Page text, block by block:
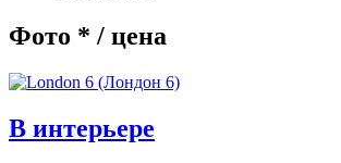
Фото * / цена
В интерьере